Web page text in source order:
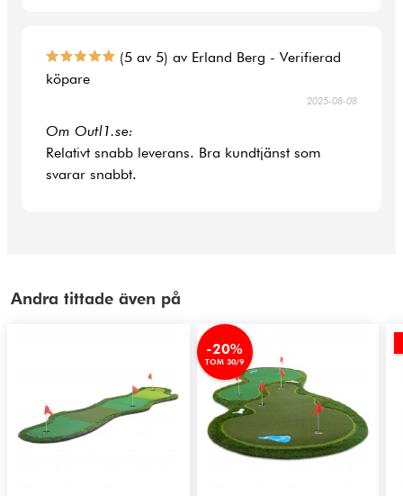
(5 av 5) av Erland Berg - Verifierad
köpare
2025-08-08
Om Outl1.se:
Relativt snabb leverans. Bra kundtjänst som
svarar snabbt.
Andra tittade även på
-20%
TOM 30/9